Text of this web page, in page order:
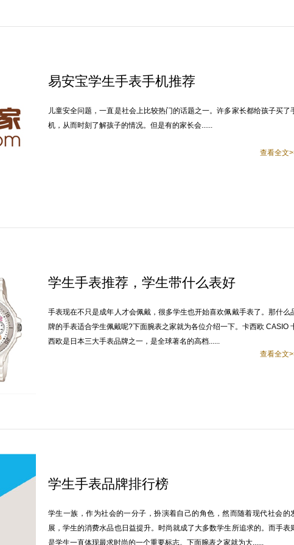
易安宝学生手表手机推荐
儿童安全问题，一直是社会上比较热门的话题之一。许多家长都给孩子买了
机，从而时刻了解孩子的情况。但是有的家长会......
查看全文
学生手表推荐，学生带什么表好
手表现在不只是成年人才会佩戴，很多学生也开始喜欢佩戴手表了。那什么
牌的手表适合学生佩戴呢?下面腕表之家就为各位介绍一下。卡西欧 CASIO
西欧是日本三大手表品牌之一，是全球著名的高档......
查看全文
学生手表品牌排行榜
学生一族，作为社会的一分子，扮演着自己的角色，然而随着现代社会的
展，学生的消费水品也日益提升。时尚就成了大多数学生所追求的。而手表
是学生一直体现最求时尚的一个重要标志。下面腕表之家就为大......